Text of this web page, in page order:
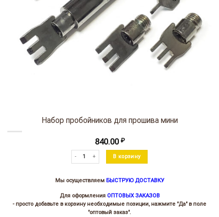
Набор пробойников для прошива мини
840.00 ₽
Количество товара Набор пробойников для прошива мини
В корзину
Мы осуществляем БЫСТРУЮ ДОСТАВКУ
Для оформления ОПТОВЫХ ЗАКАЗОВ
- просто добавьте в корзину необходимые позиции, нажмите "Да" в поле
"оптовый заказ".